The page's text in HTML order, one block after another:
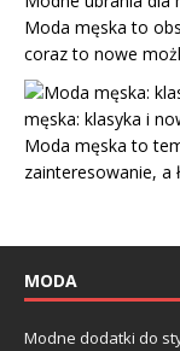
Moda męska to
coraz to nowe
męska: klasyka i
Moda męska to
zainteresowanie, a
MODA
Modne dodatki do